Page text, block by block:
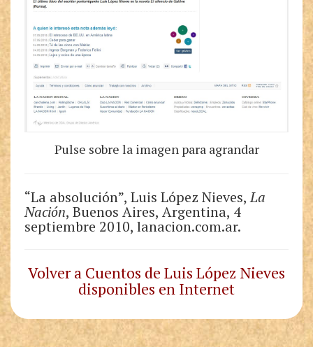
Pulse sobre la imagen para agrandar
“La absolución”, Luis López Nieves,La
Nación, Buenos Aires, Argentina, 4
septiembre 2010, lanacion.com.ar.
Volver a Cuentos de Luis López Nieves
disponibles en Internet